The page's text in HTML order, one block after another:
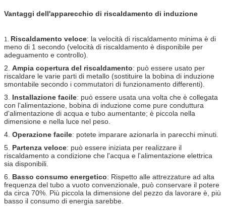
Vantaggi dell'apparecchio di riscaldamento di induzione
1. Riscaldamento veloce: la velocità di riscaldamento minima è di
meno di 1 secondo (velocità di riscaldamento è disponibile per
adeguamento e controllo).
2. Ampia copertura del riscaldamento: può essere usato per
riscaldare le varie parti di metallo (sostituire la bobina di induzione
smontabile secondo i commutatori di funzionamento differenti).
3. Installazione facile: può essere usata una volta che è collegata
con l'alimentazione, bobina di induzione come pure conduttura
d'alimentazione di acqua e tubo aumentante; è piccola nella
dimensione e nella luce nel peso.
4. Operazione facile: potete imparare azionarla in parecchi minuti.
5. Partenza veloce: può essere iniziata per realizzare il
riscaldamento a condizione che l'acqua e l'alimentazione elettrica
sia disponibili.
6. Basso consumo energetico: Rispetto alle attrezzature ad alta
frequenza del tubo a vuoto convenzionale, può conservare il potere
da circa 70%. Più piccola la dimensione del pezzo da lavorare è, più
basso il consumo di energia sarebbe.